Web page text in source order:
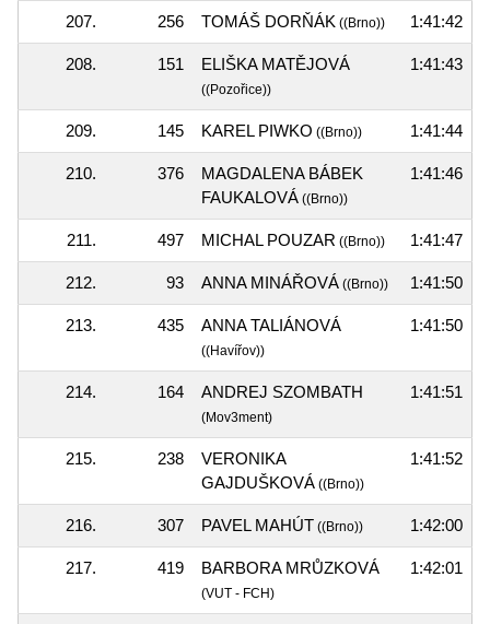
207. 256 TOMÁŠ DORŇÁK ((Brno)) 1:41:42
208. 151 ELIŠKA MATĚJOVÁ
((Pozořice))
1:41:43
209. 145 KAREL PIWKO ((Brno)) 1:41:44
210. 376
MAGDALENA BÁBEK
FAUKALOVÁ ((Brno))
1:41:46
211. 497 MICHAL POUZAR ((Brno)) 1:41:47
212. 93 ANNA MINÁŘOVÁ ((Brno)) 1:41:50
213. 435 ANNA TALIÁNOVÁ
((Havířov))
1:41:50
214. 164 ANDREJ SZOMBATH
(Mov3ment)
1:41:51
215. 238
VERONIKA
GAJDUŠKOVÁ ((Brno))
1:41:52
216. 307 PAVEL MAHÚT ((Brno)) 1:42:00
217. 419 BARBORA MRŮZKOVÁ
(VUT - FCH)
1:42:01